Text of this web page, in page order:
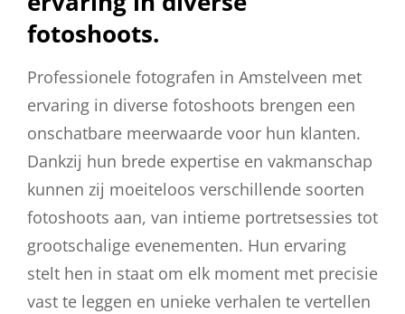
fotoshoots.
Professionele fotografen in Amstelveen met
ervaring in diverse fotoshoots brengen een
onschatbare meerwaarde voor hun klanten.
Dankzij hun brede expertise en vakmanschap
kunnen zij moeiteloos verschillende soorten
fotoshoots aan, van intieme portretsessies tot
grootschalige evenementen. Hun ervaring
stelt hen in staat om elk moment met precisie
vast te leggen en unieke verhalen te vertellen